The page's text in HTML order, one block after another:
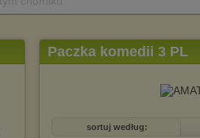
Paczka komedii 3 PL
sortuj według: